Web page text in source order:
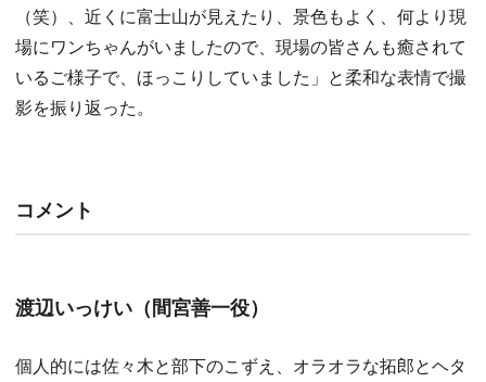
（笑）、近くに富士山が見えたり、景色もよく、何より現
場にワンちゃんがいましたので、現場の皆さんも癒されて
いるご様子で、ほっこりしていました」と柔和な表情で撮
影を振り返った。
コメント
渡辺いっけい（間宮善一役）
個人的には佐々木と部下のこずえ、オラオラな拓郎とヘタ